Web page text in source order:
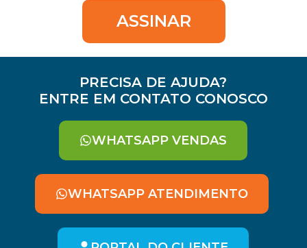
ASSINAR
PRECISA DE AJUDA?
ENTRE EM CONTATO CONOSCO
WHATSAPP VENDAS
WHATSAPP ATENDIMENTO